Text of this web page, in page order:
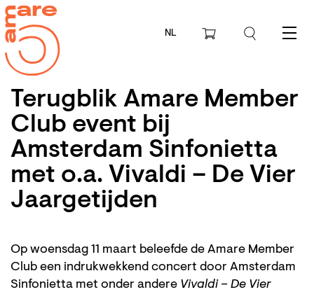
NL Menu
Terugblik Amare Member
Club event bij
Amsterdam Sinfonietta
met o.a. Vivaldi – De Vier
Jaargetijden
Op woensdag 11 maart beleefde de Amare Member
Club een indrukwekkend concert door Amsterdam
Sinfonietta met onder andere Vivaldi – De Vier